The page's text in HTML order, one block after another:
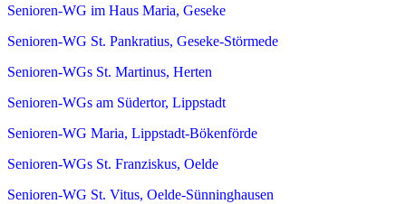
Senioren-WG im Haus Maria, Geseke
Senioren-WG St. Pankratius, Geseke-Störmede
Senioren-WGs St. Martinus, Herten
Senioren-WGs am Südertor, Lippstadt
Senioren-WG Maria, Lippstadt-Bökenförde
Senioren-WGs St. Franziskus, Oelde
Senioren-WG St. Vitus, Oelde-Sünninghausen